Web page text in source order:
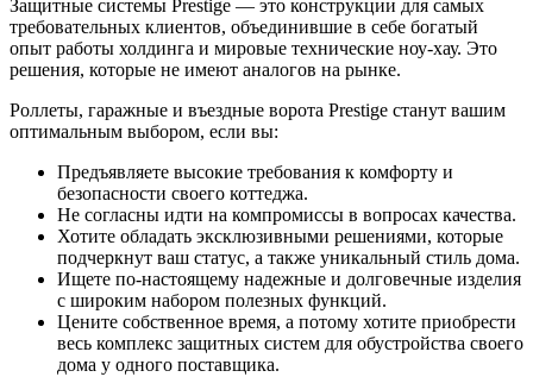
Защитные системы Prestige — это конструкции для самых
требовательных клиентов, объединившие в себе богатый
опыт работы холдинга и мировые технические ноу-хау. Это
решения, которые не имеют аналогов на рынке.
Роллеты, гаражные и въездные ворота Prestige станут вашим
оптимальным выбором, если вы:
Предъявляете высокие требования к комфорту и
безопасности своего коттеджа.
Не согласны идти на компромиссы в вопросах качества.
Хотите обладать эксклюзивными решениями, которые
подчеркнут ваш статус, а также уникальный стиль дома.
Ищете по-настоящему надежные и долговечные изделия
с широким набором полезных функций.
Цените собственное время, а потому хотите приобрести
весь комплекс защитных систем для обустройства своего
дома у одного поставщика.